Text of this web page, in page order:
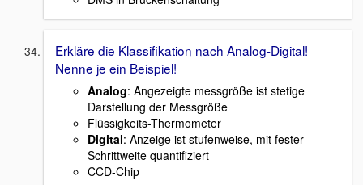
Erkläre die Klassifikation nach Analog-Digital!
Nenne je ein Beispiel!
Analog: Angezeigte messgröße ist stetige
Darstellung der Messgröße
Flüssigkeits-Thermometer
Digital: Anzeige ist stufenweise, mit fester
Schrittweite quantifiziert
CCD-Chip